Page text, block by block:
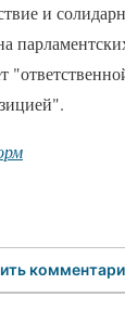
и